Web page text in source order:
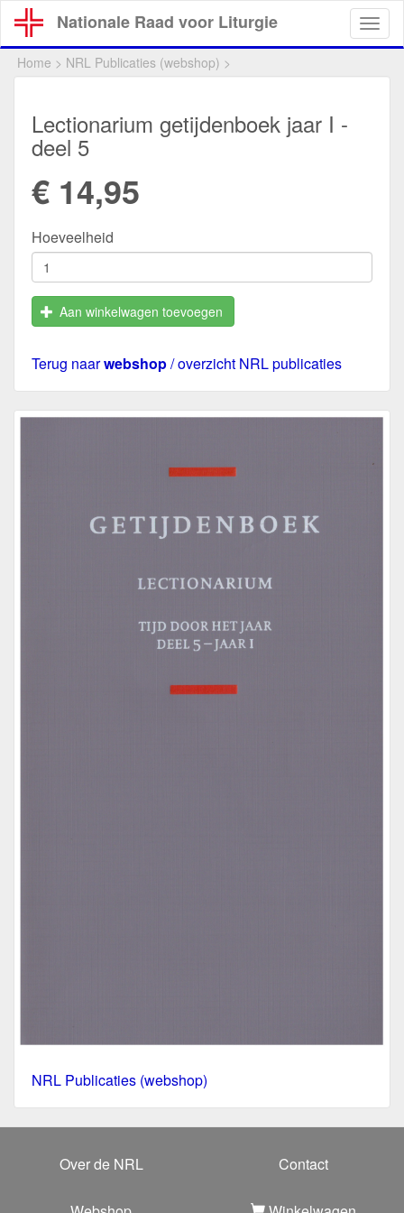
Overslaan
en
naar
Nationale Raad voor Liturgie
Home > NRL Publicaties (webshop) >
Lectionarium getijdenboek jaar I -
deel 5
€ 14,95
Hoeveelheid
Aan winkelwagen toevoegen
Terug naarwebshop/ overzicht NRL publicaties
NRL Publicaties (webshop)
Over de NRL Contact